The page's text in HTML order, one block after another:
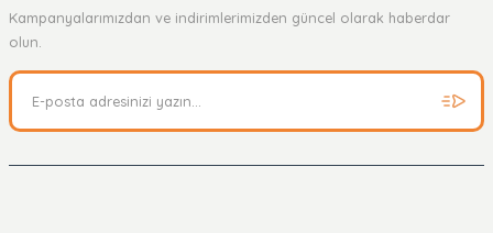
Kampanyalarımızdan ve indirimlerimizden güncel olarak haberdar
olun.